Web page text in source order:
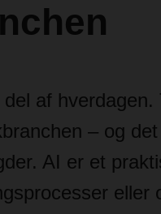
af hverdagen.
– og
AI er et
eller